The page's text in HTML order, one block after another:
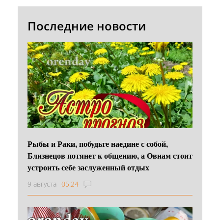
Последние новости
Рыбы и Раки, побудьте наедине с собой,
Близнецов потянет к общению, а Овнам стоит
устроить себе заслуженный отдых
9 августа 05:24